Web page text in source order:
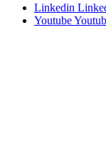
Linkedin
Youtube